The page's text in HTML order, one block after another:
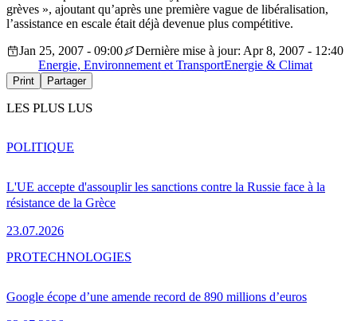
grèves », ajoutant qu’après une première vague de libéralisation,
l’assistance en escale était déjà devenue plus compétitive.
Jan 25, 2007 - 09:00
Dernière mise à jour: Apr 8, 2007 - 12:40
Energie, Environnement et TransportEnergie & Climat
Print Partager
LES PLUS LUS
L'UE accepte d'assouplir les sanctions contre la Russie face à la
résistance de la Grèce
23.07.2026
POLITIQUE
Google écope d’une amende record de 890 millions d’euros
PROTECHNOLOGIES